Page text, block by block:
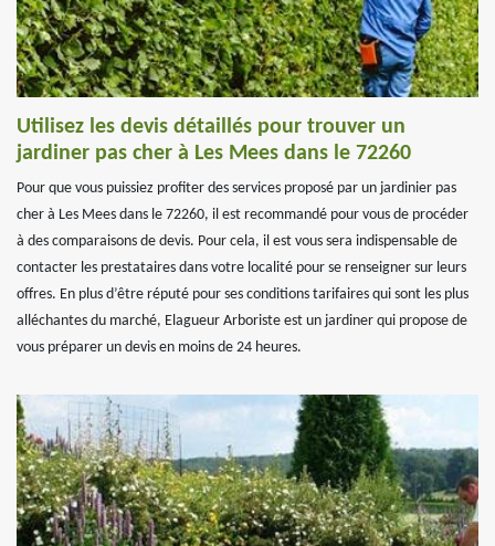
Utilisez les devis détaillés pour trouver un
jardiner pas cher à Les Mees dans le 72260
Pour que vous puissiez profiter des services proposé par un jardinier pas
cher à Les Mees dans le 72260, il est recommandé pour vous de procéder
à des comparaisons de devis. Pour cela, il est vous sera indispensable de
contacter les prestataires dans votre localité pour se renseigner sur leurs
offres. En plus d’être réputé pour ses conditions tarifaires qui sont les plus
alléchantes du marché, Elagueur Arboriste est un jardiner qui propose de
vous préparer un devis en moins de 24 heures.